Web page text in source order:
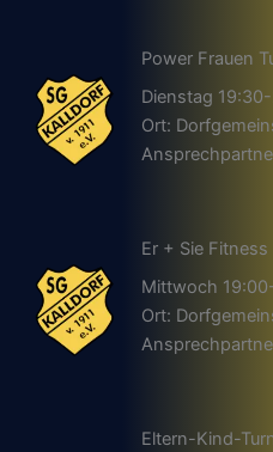
Power Frauen
Dienstag
Ort:
Er + Sie Fitness
Mittwoch
Ort:
Eltern-Kind-